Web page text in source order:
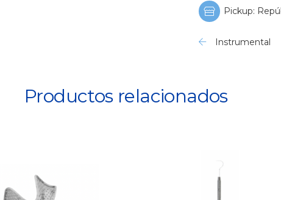
Pickup:
Instrumental
Productos relacionados